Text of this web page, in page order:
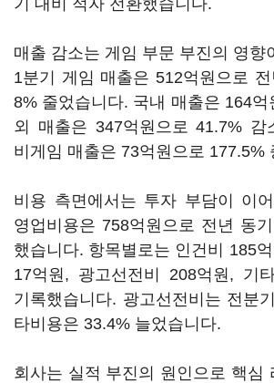
기 대비 적자 전환했습니다.
매출 감소는 게임 부문 부진의 영향
1분기 게임 매출은 512억원으로
8% 줄었습니다. 국내 매출은 164억
외 매출은 347억원으로 41.7% 감
비게임 매출은 73억원으로 177.5%
비용 측면에서는 투자 부담이 이어
영업비용은 758억원으로 전년 동
했습니다. 항목별로는 인건비 185
17억원, 광고선전비 208억원, 기
기록했습니다. 광고선전비는 전분
타비용은 33.4% 늘었습니다.
회사는 실적 부진의 원인으로 핵심